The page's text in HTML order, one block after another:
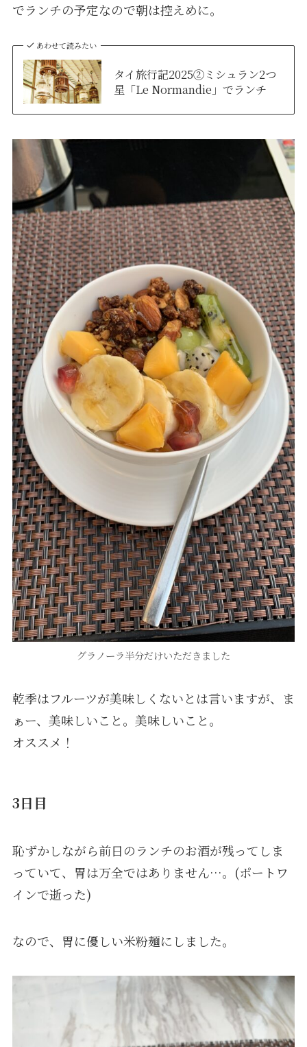
でランチの予定なので朝は控えめに。
あわせて読みたい
タイ旅行記2025②ミシュラン2つ
星「Le Normandie」でランチ
グラノーラ半分だけいただきました
乾季はフルーツが美味しくないとは言いますが、ま
ぁー、美味しいこと。美味しいこと。
オススメ！
3日目
恥ずかしながら前日のランチのお酒が残ってしま
っていて、胃は万全ではありません…。(ポートワ
インで逝った)
なので、胃に優しい米粉麺にしました。